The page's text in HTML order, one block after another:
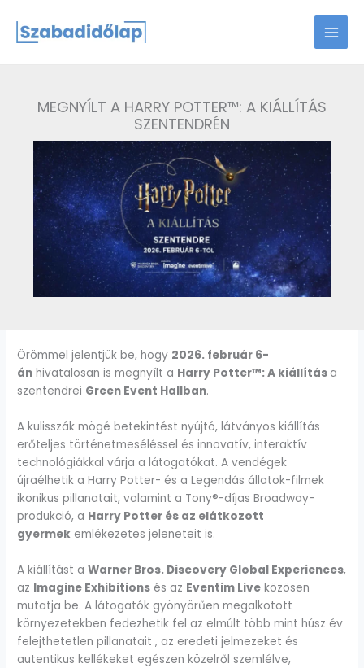
content
MEGNYÍLT A HARRY POTTER™: A KIÁLLÍTÁS
SZENTENDRÉN
Örömmel jelentjük be, hogy 2026. február 6-
án hivatalosan is megnyílt a Harry Potter™: A kiállítás a
szentendrei Green Event Hallban.
A kulisszák mögé betekintést nyújtó, látványos kiállítás
erőteljes történetmeséléssel és innovatív, interaktív
technológiákkal várja a látogatókat. A vendégek
újraélhetik a Harry Potter- és a Legendás állatok-filmek
ikonikus pillanatait, valamint a Tony®-díjas Broadway-
produkció, a Harry Potter és az elátkozott
gyermek emlékezetes jeleneteit is.
A kiállítást aWarner Bros. Discovery Global Experiences,
az Imagine Exhibitions és az Eventim Live közösen
mutatja be. A látogatók gyönyörűen megalkotott
környezetekben fedezhetik fel az elmúlt több mint húsz év
felejthetetlen pillanatait , az eredeti jelmezeket és
autentikus kellékeket egészen közelről szemlélve,